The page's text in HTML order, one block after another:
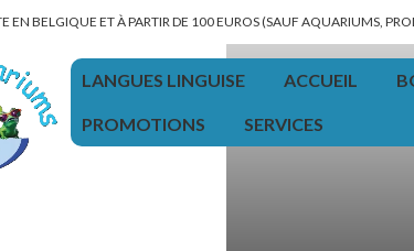
EN BELGIQUE ET À PARTIR DE 100 EUROS (SAUF AQUARIUMS,
LANGUES LINGUISE ACCUEIL
PROMOTIONS SERVICES